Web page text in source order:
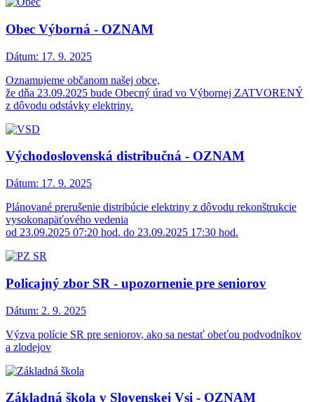
Obec Výborná - OZNAM
Dátum: 17. 9. 2025
Oznamujeme občanom našej obce,
že dňa 23.09.2025 bude Obecný úrad vo Výbornej ZATVORENÝ
z dôvodu odstávky elektriny.
Východoslovenská distribučná - OZNAM
Dátum: 17. 9. 2025
Plánované prerušenie distribúcie elektriny z dôvodu rekonštrukcie
vysokonapäťového vedenia
od 23.09.2025 07:20 hod. do 23.09.2025 17:30 hod.
Policajný zbor SR - upozornenie pre seniorov
Dátum: 2. 9. 2025
Výzva polície SR pre seniorov, ako sa nestať obeťou podvodníkov
a zlodejov
Základná škola v Slovenskej Vsi - OZNAM